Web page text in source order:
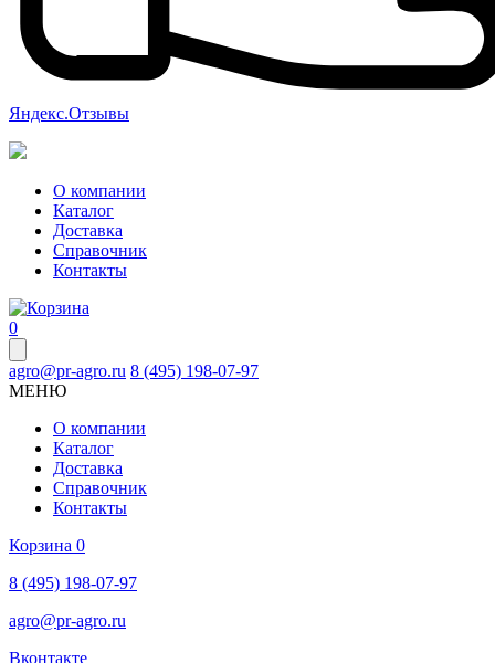
Яндекс.Отзывы
О компании
Каталог
Доставка
Справочник
Контакты
0
agro@pr-agro.ru 8 (495) 198-07-97
МЕНЮ
О компании
Каталог
Доставка
Справочник
Контакты
Корзина 0
8 (495) 198-07-97
agro@pr-agro.ru
Вконтакте